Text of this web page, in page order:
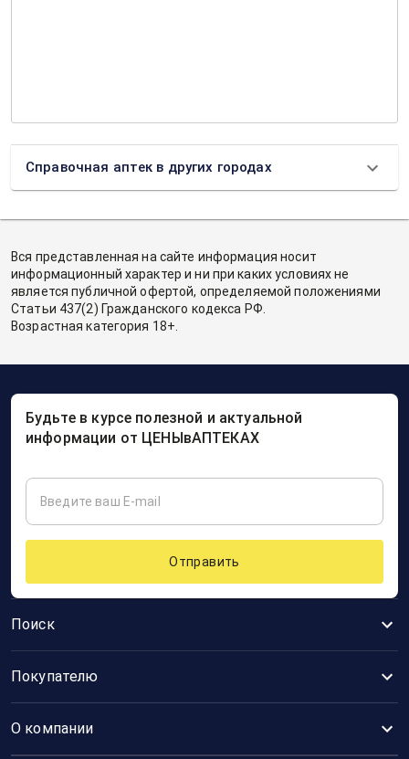
Справочная аптек в других городах
Вся представленная на сайте информация носит
информационный характер и ни при каких условиях не
является публичной офертой, определяемой положениями
Статьи 437(2) Гражданского кодекса РФ.
Возрастная категория 18+.
Поиск
Покупателю
О компании
Будьте в курсе полезной и актуальной
информации от ЦЕНЫвАПТЕКАХ
Отправить